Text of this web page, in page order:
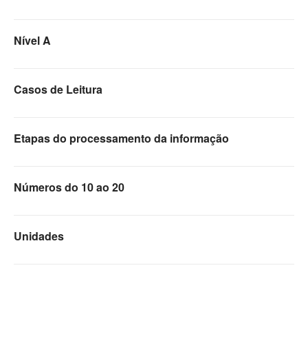
Nível A
Casos de Leitura
Etapas do processamento da informação
Números do 10 ao 20
Unidades